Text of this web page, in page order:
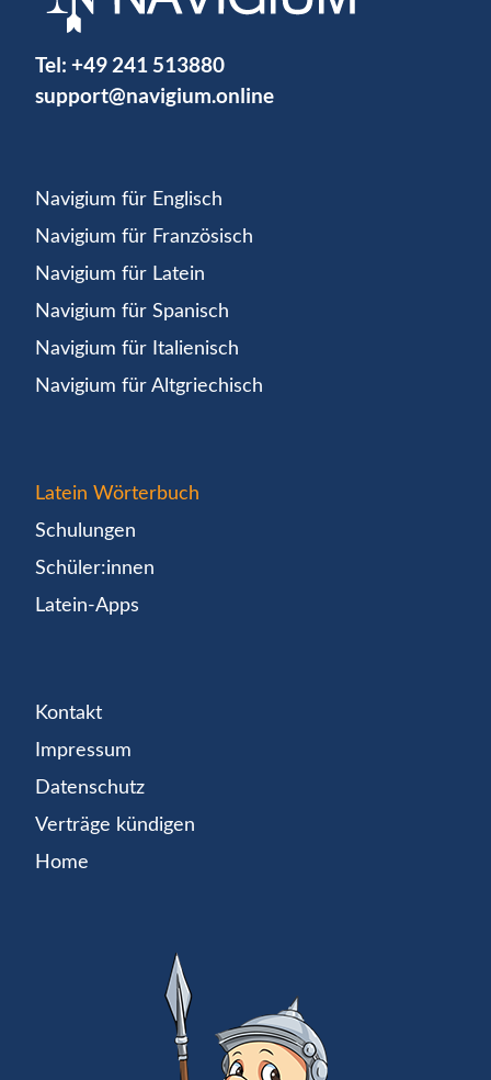
Tel: +49 241 513880
support@navigium.online
Navigium für Englisch
Navigium für Französisch
Navigium für Latein
Navigium für Spanisch
Navigium für Italienisch
Navigium für Altgriechisch
Latein Wörterbuch
Schulungen
Schüler:innen
Latein-Apps
Kontakt
Impressum
Datenschutz
Verträge kündigen
Home